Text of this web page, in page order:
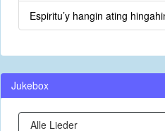
Espiritu’y hangin ating
Jukebox